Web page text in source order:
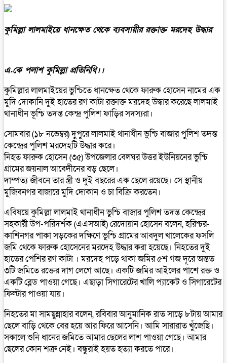
কুমিল্লা লালমাইয়ে ধানক্ষেত থেকে ব‍্যবসায়ীর রক্তাক্ত মরদেহ উদ্ধার
এ.কে পলাশ কুমিল্লা প্রতিনিধি।।
কুমিল্লার লালমাইয়ের ভুশ্চিতে ধানক্ষেত থেকে ফারুক হোসেন নামের এক
মুদি দোকানি দুই হাতের রগ কাটা রক্তাক্ত মরদেহ উদ্ধার করেছে লালমাই
থানাধীন ভূশ্চি তদন্ত কেন্দ্র পুলিশ ফাড়ির সদস্যরা।
সোমবার (১৮ নভেম্বর) দুপুরে লালমাই থানাধীন ভুশ্চি বাজার পুলিশ তদন্ত
কেন্দ্রের পুলিশ মরদেহটি উদ্ধার করে।
নিহত ফারুক হোসেন (৩৫) উপজেলার বেলঘর উত্তর ইউনিয়নের ভুশ্চি
গ্রামের জয়নাল আবেদীনের বড় ছেলে।
দাম্পত্য জীবনে তার স্ত্রী ও দুই বছরের এক ছেলে রয়েছে। সে স্থানীয়
মুজিবনগর বাজারে মুদি দোকান ও চা বিক্রি করতেন।
এবিষয়ে কুমিল্লা লালমাই থানাধীন ভুশ্চি বাজার পুলিশ তদন্ত কেন্দ্রের
সহকারী উপ-পরিদর্শক (এএসআই) রেদোয়ান হোসেন বলেন, হরিশ্চর-
কাশিনগর পাকা সড়কের দক্ষিণে ভুশ্চি গ্রামের আবদুল খালেকের ফসলি
জমি থেকে ফারুক হোসেনের মরদেহ উদ্ধার করা হয়েছে। নিহতের দুই
হাতের পেশির রগ কাটা । মরদেহ পড়ে থাকা জমির ৫শ গজ দূরে অন্তত
৩টি জমিতে রক্তের দাগ লেগে আছে। একটি জমির আইলের পাশে রক্ত ও
একটি ব্লেড পাওয়া গেছে। এছাড়া সিগারেটের খালি প্যাকেট ও সিগারেটের
ফিল্টার পাওয়া যায়।
নিহতের মা সামছুন্নাহার বলেন, রবিবার আনুমানিক রাত সাড়ে ৮টায় আমার
ছেলে বাড়ি থেকে বের হয়ে আর ফিরে আসেনি। আমি সারারাত খুঁজেছি।
সকালে শুনি ধানের জমিতে আমার ছেলের লাশ পাওয়া গেছে। আমার
ছেলের কোন শত্রু নেই। বন্ধুরাই হয়ত হত্যা করতে পারে।